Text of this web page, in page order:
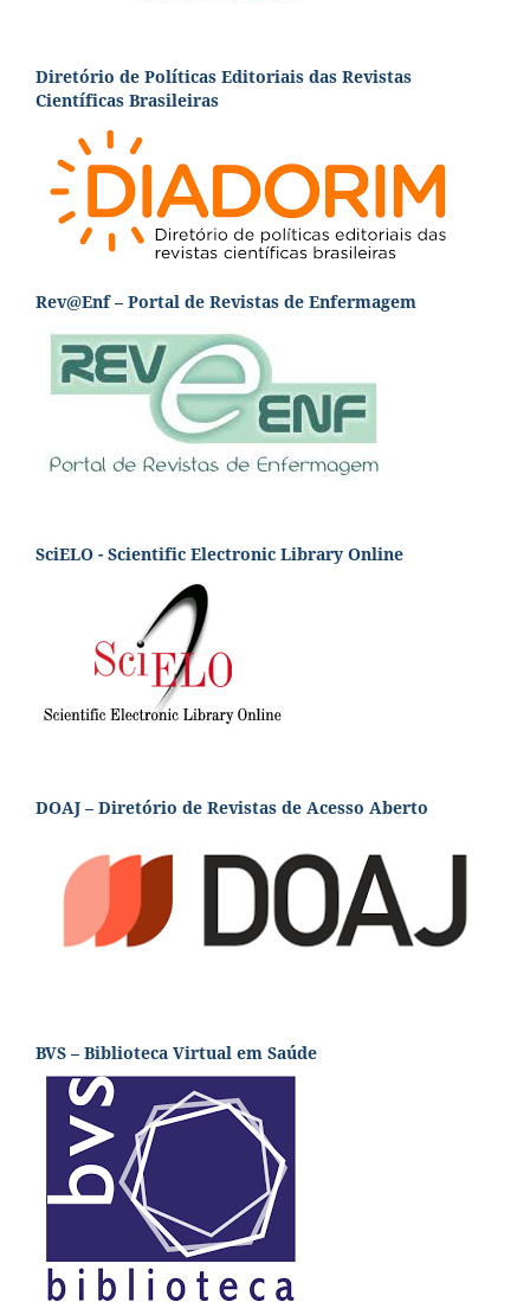
Diretório de Políticas Editoriais das Revistas
Científicas Brasileiras
Rev@Enf – Portal de Revistas de Enfermagem
SciELO - Scientific Electronic Library Online
DOAJ – Diretório de Revistas de Acesso Aberto
BVS – Biblioteca Virtual em Saúde